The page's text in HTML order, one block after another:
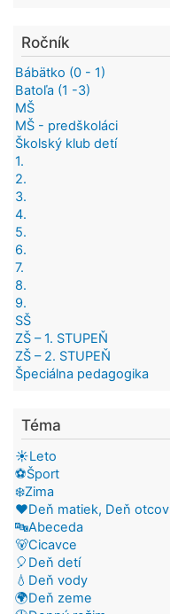
Ročník
Bábätko (0 - 1)
Batoľa (1 -3)
MŠ
MŠ - predškoláci
Školský klub detí
1.
2.
3.
4.
5.
6.
7.
8.
9.
SŠ
ZŠ – 1. STUPEŇ
ZŠ – 2. STUPEŇ
Špeciálna pedagogika
Téma
☀️Leto
⚽Šport
❄️Zima
❤️Deň matiek, Deň otcov
🔤Abeceda
🐻Cicavce
🎈Deň detí
💧Deň vody
🌍Deň zeme